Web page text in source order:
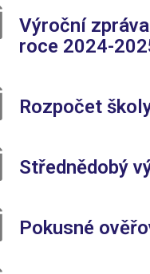
Výroční
roce 2024-
Rozpočet
Střednědobý
Pokusné